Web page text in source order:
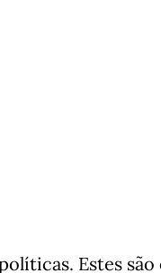
Estes